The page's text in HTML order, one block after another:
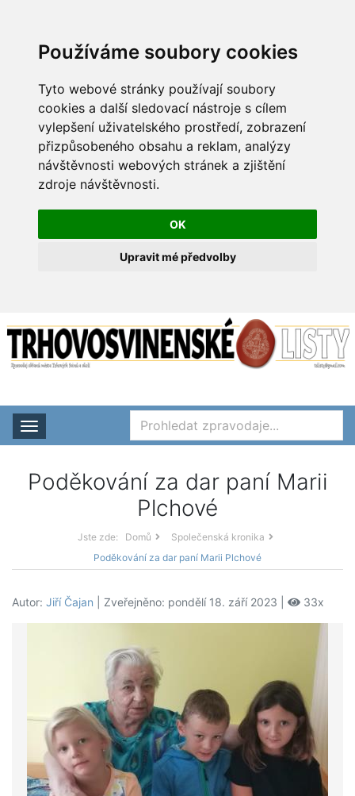
Používáme soubory cookies
Tyto webové stránky používají soubory
cookies a další sledovací nástroje s cílem
vylepšení uživatelského prostředí, zobrazení
přizpůsobeného obsahu a reklam, analýzy
návštěvnosti webových stránek a zjištění
zdroje návštěvnosti.
OK
Upravit mé předvolby
Rozbalit nabídku
Poděkování za dar paní Marii
Plchové
Jste zde: Domů
Společenská kronika
Poděkování za dar paní Marii Plchové
Autor: Jiří Čajan | Zveřejněno: pondělí 18. září 2023 | 33x